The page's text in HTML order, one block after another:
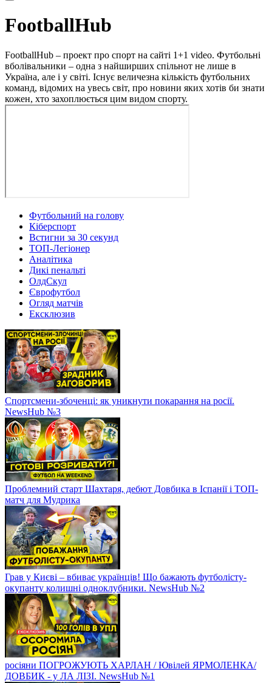
FootballHub
FootballHub – проект про спорт на сайті 1+1 video. Футбольні
вболівальники – одна з найширших спільнот не лише в
Україна, але і у світі. Існує величезна кількість футбольних
команд, відомих на увесь світ, про новини яких хотів би знати
кожен, хто захоплюється цим видом спорту.
Футбольний на голову
Кіберспорт
Встигни за 30 секунд
ТОП-Легіонер
Аналітика
Дикі пенальті
ОлдСкул
Єврофутбол
Огляд матчів
Ексклюзив
Спортсмени-збоченці: як уникнути покарання на росії.
NewsHub №3
Проблемний старт Шахтаря, дебют Довбика в Іспанії і ТОП-
матч для Мудрика
Грав у Києві – вбиває українців! Що бажають футболісту-
окупанту колишні одноклубники. NewsHub №2
росіяни ПОГРОЖУЮТЬ ХАРЛАН / Ювілей ЯРМОЛЕНКА/
ДОВБИК - у ЛА ЛІЗІ. NewsHub №1